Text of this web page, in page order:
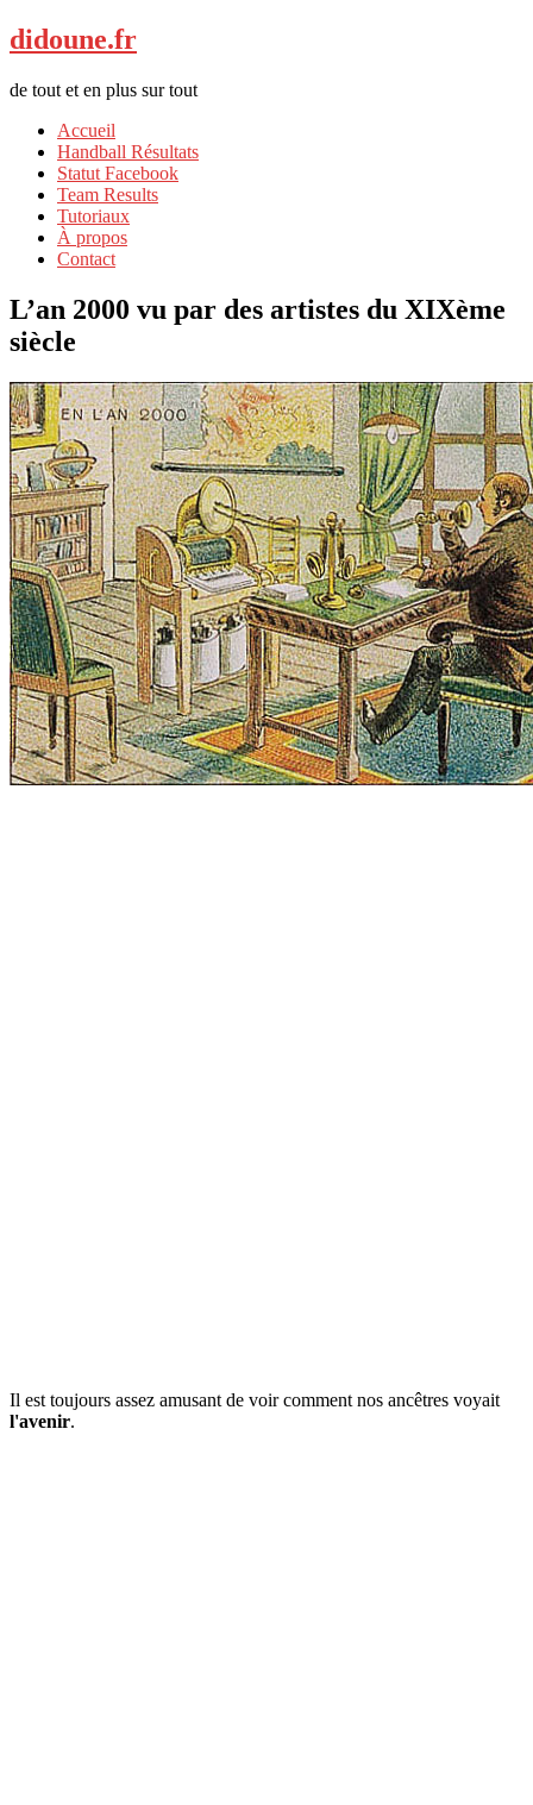
didoune.fr
de tout et en plus sur tout
Accueil
Handball Résultats
Statut Facebook
Team Results
Tutoriaux
À propos
Contact
L’an 2000 vu par des artistes du XIXème
siècle
Il est toujours assez amusant de voir comment nos ancêtres voyait
l'avenir.